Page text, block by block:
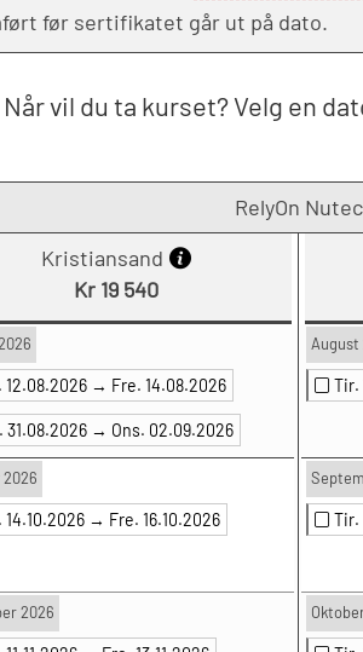
før sertifikatet går ut på dato.
Når vil du ta kurset? Velg en
RelyOn Nutec
Kristiansand
Kr 19 540
12.08.2026 → Fre. 14.08.2026
31.08.2026 → Ons. 02.09.2026
14.10.2026 → Fre. 16.10.2026
2026
August
Tir.
Tir.